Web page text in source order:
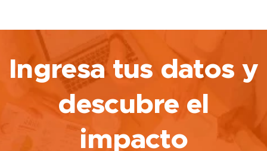
Ingresa tus datos y
descubre el
impacto